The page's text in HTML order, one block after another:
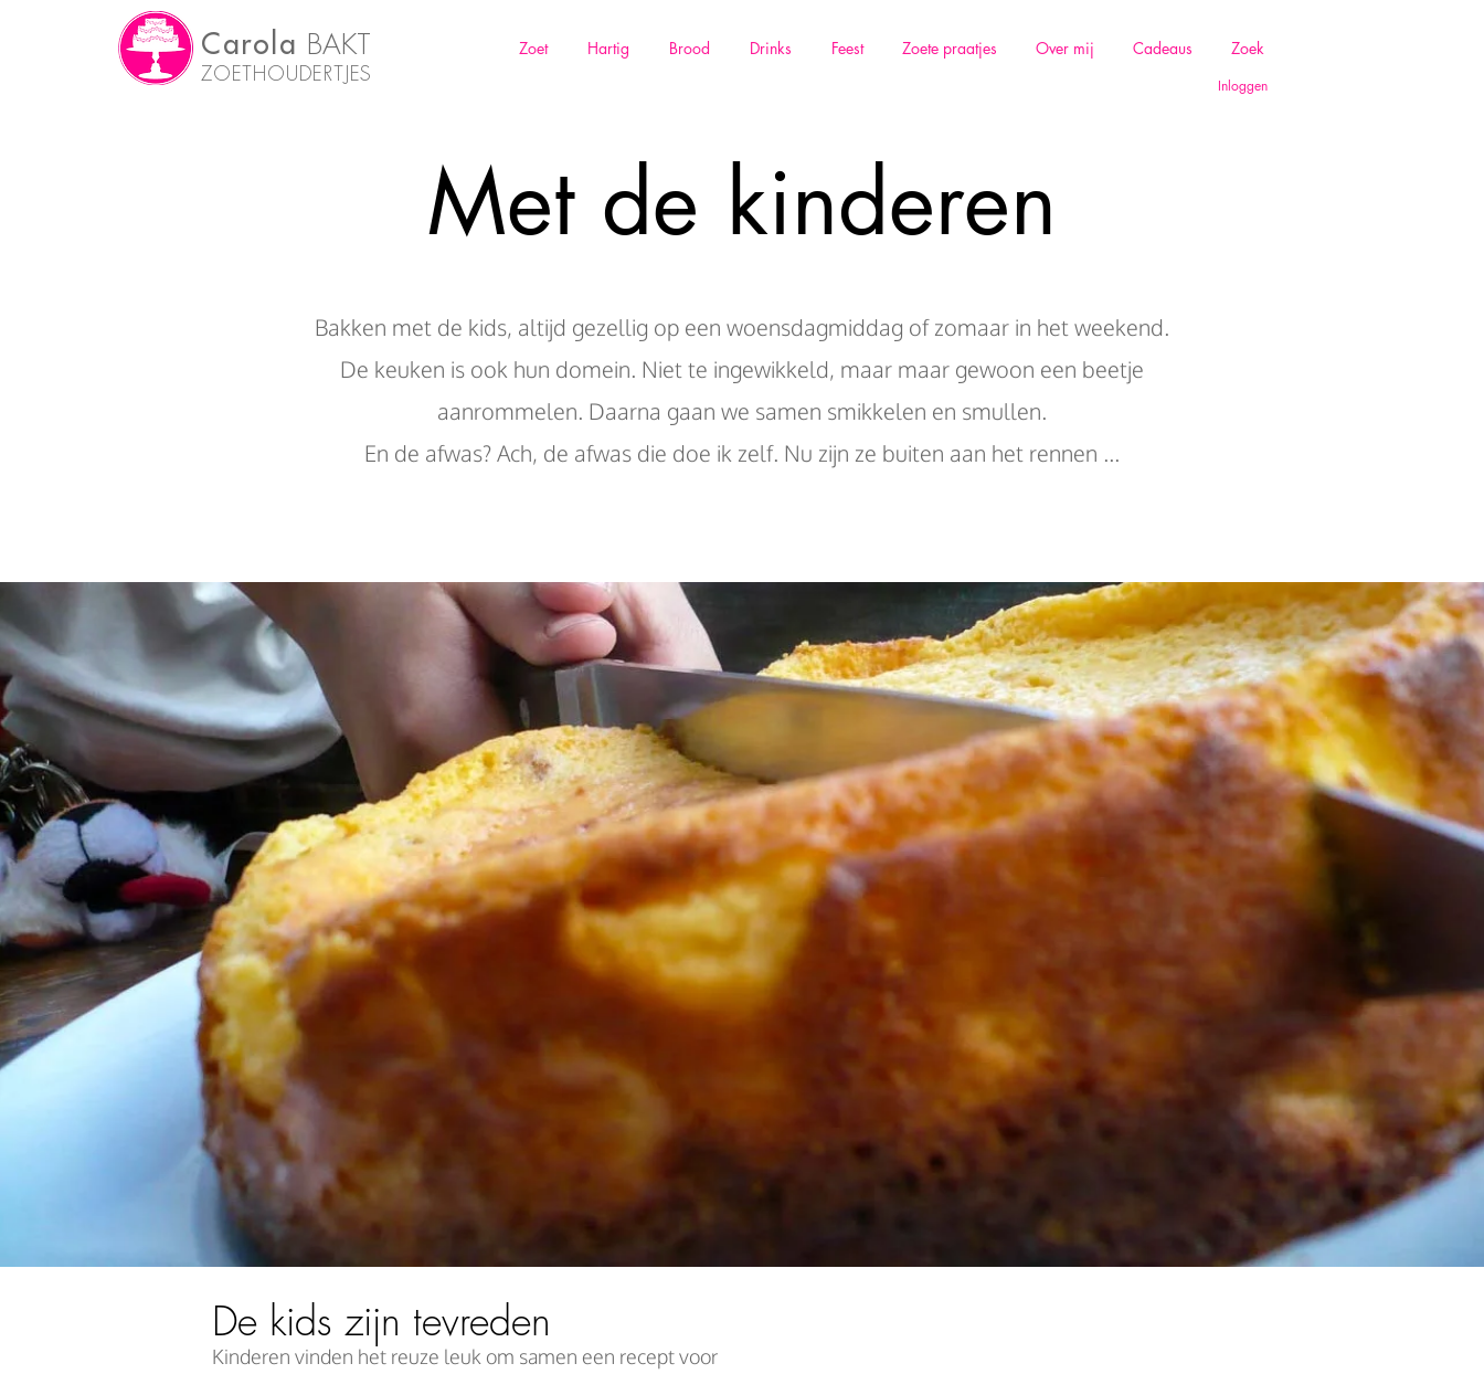
Carola BAKT
ZOETHOUDERTJES
Zoet Hartig Brood Drinks Feest Zoete praatjes Over mij Cadeaus Zoek
Inloggen
Met de kinderen
Bakken met de kids, altijd gezellig op een woensdagmiddag of zomaar in het weekend.
De keuken is ook hun domein. Niet te ingewikkeld, maar maar gewoon een beetje
aanrommelen. Daarna gaan we samen smikkelen en smullen.
En de afwas? Ach, de afwas die doe ik zelf. Nu zijn ze buiten aan het rennen ...
De kids zijn tevreden
Kinderen vinden het reuze leuk om samen een recept voor